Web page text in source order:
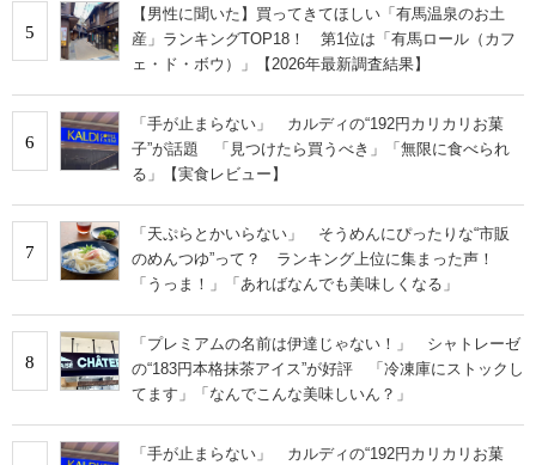
5
【男性に聞いた】買ってきてほしい「有馬温泉のお土
産」ランキングTOP18！ 第1位は「有馬ロール（カフ
ェ・ド・ボウ）」【2026年最新調査結果】
6
「手が止まらない」 カルディの“192円カリカリお菓
子”が話題 「見つけたら買うべき」「無限に食べられ
る」【実食レビュー】
7
「天ぷらとかいらない」 そうめんにぴったりな“市販
のめんつゆ”って？ ランキング上位に集まった声！
「うっま！」「あればなんでも美味しくなる」
8
「プレミアムの名前は伊達じゃない！」 シャトレーゼ
の“183円本格抹茶アイス”が好評 「冷凍庫にストックし
てます」「なんでこんな美味しいん？」
「手が止まらない」 カルディの“192円カリカリお菓